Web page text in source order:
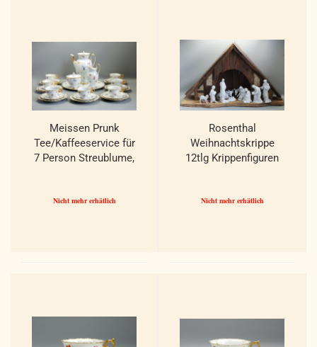
Meissen Prunk
Tee/Kaffeeservice für
7 Person Streublume,
Nicht mehr erhätlich
Rosenthal
Weihnachtskrippe
12tlg Krippenfiguren
Nicht mehr erhätlich